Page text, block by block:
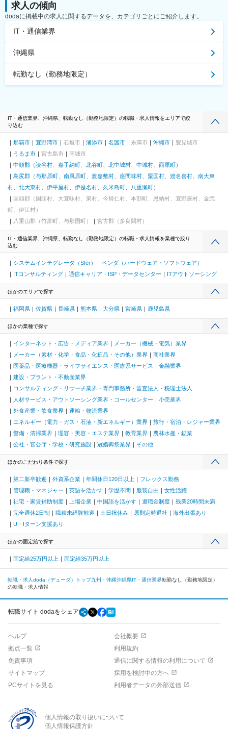
求人の傾向
dodaに掲載中の求人に関するデータを、カテゴリごとにご紹介します。
IT・通信業界
沖縄県
転勤なし（勤務地限定）
IT・通信業界、沖縄県、転勤なし（勤務地限定）の転職・求人情報をエリアで絞
り込む
那覇市 宜野湾市 石垣市 浦添市 名護市 糸満市 沖縄市
豊見城市
うるま市
宮古島市
南城市
中頭郡（読谷村、嘉手納町、北谷町、北中城村、中城村、西原町）
島尻郡（与那原町、南風原町、渡嘉敷村、座間味村、粟国村、渡名喜村、南大東
村、北大東村、伊平屋村、伊是名村、久米島町、八重瀬町）
国頭郡（国頭村、大宜味村、東村、今帰仁村、本部町、恩納村、宜野座村、金武
町、伊江村）
八重山郡（竹富町、与那国町）
宮古郡（多良間村）
IT・通信業界、沖縄県、転勤なし（勤務地限定）の転職・求人情報を業種で絞り
込む
システムインテグレータ（SIer）
ベンダ（ハードウェア・ソフトウェア）
ITコンサルティング
通信キャリア・ISP・データセンター ITアウトソーシング
ほかのエリアで探す
福岡県 佐賀県 長崎県 熊本県 大分県 宮崎県 鹿児島県
ほかの業種で探す
インターネット・広告・メディア業界
メーカー（機械・電気）業界
メーカー（素材・化学・食品・化粧品・その他）業界
商社業界
医薬品・医療機器・ライフサイエンス・医療系サービス
金融業界
建設・プラント・不動産業界
コンサルティング・リサーチ業界・専門事務所・監査法人・税理士法人
人材サービス・アウトソーシング業界・コールセンター
小売業界
外食産業・飲食業界
運輸・物流業界
エネルギー（電力・ガス・石油・新エネルギー）業界
旅行・宿泊・レジャー業界
警備・清掃業界
理容・美容・エステ業界 教育業界
農林水産・鉱業
公社・官公庁・学校・研究施設
冠婚葬祭業界 その他
ほかのこだわり条件で探す
第二新卒歓迎 外資系企業 年間休日120日以上
フレックス勤務
管理職・マネジャー
英語を活かす 学歴不問 服装自由
女性活躍
社宅・家賃補助制度
上場企業 中国語を活かす 退職金制度
残業20時間未満
完全週休2日制
職種未経験歓迎 土日祝休み 原則定時退社
海外出張あり
U・Iターン支援あり
ほかの固定給で探す
固定給25万円以上 固定給35万円以上
転職・求人doda（デューダ）トップ九州・沖縄沖縄県IT・通信業界転勤なし（勤務地限定）
の転職・求人情報
転職サイト dodaをシェア
ヘルプ
会社概要
拠点一覧
利用規約
免責事項
通信に関する情報の利用について
サイトマップ
採用を検討中の方へ
PCサイトを見る
利用者データの外部送信
個人情報の取り扱いについて
個人情報保護方針